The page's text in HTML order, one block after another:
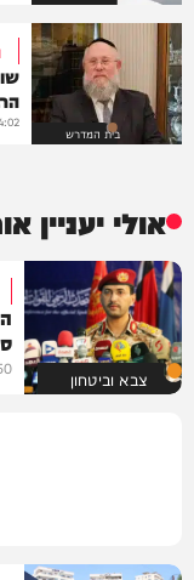
בית המדרש
אולי יעניין
צבא וביטחון